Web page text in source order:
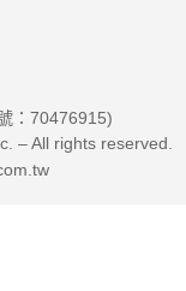
：70476915)
– All rights reserved.